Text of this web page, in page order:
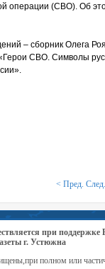
операции (СВО). Об
– сборник Олега
СВО. Символы
< Пред.
при
г. Устюжна
полном или